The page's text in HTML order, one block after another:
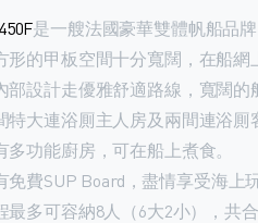
是一艘法國豪華雙體帆船品
形的甲板空間十分寬闊，在船網
部設計走優雅舒適路線，寬闊的
特大連浴厠主人房及兩間連浴厠
多功能廚房，可在船上煮食。
免費SUP Board，盡情享受海上玩
最多可容納8人（6大2小），共